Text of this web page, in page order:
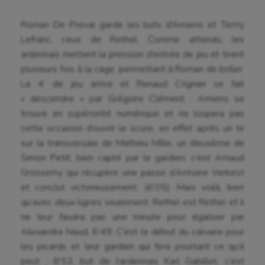
Roman De Preval garde les buts d’Amiens et Terrry
Lefranc, ceux de Rethel. Comme attendu, les
ardennais mettent la pression d’entrée de jeu et tirent
plusieurs fois à la cage, permettant à Roman de briller.
La 4’ de jeu arrive et Renaud Crignier se fait
« descendre » par Grégoire Clément ; Amiens se
trouve en supériorité numérique et ne loupera pas
cette occasion d’ouvrir le score, en effet après un tir
sur la transversale de Mathieu Mille, un deuxième de
Simon Petit, bien capté par le gardien, c’est Arnaud
Grossemy qui récupère une passe d’Antoine Verkest
et conclut victorieusement, (6’05). Mais voilà, bien
qu’avec deux lignes seulement, Rethel est Rethel et il
ne leur faudra pas une minute pour égaliser par
Alexandre Naud, 6’49. C’est le début du calvaire pour
les picards et leur gardien qui fera pourtant ce qu’il
peut ; 8’53, but de l’ardennais Karl Gabillet, c’est